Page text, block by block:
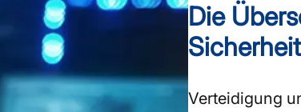
Die
Verteidigung